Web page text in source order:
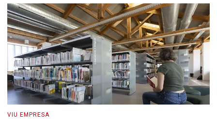
VIU EMPRESA